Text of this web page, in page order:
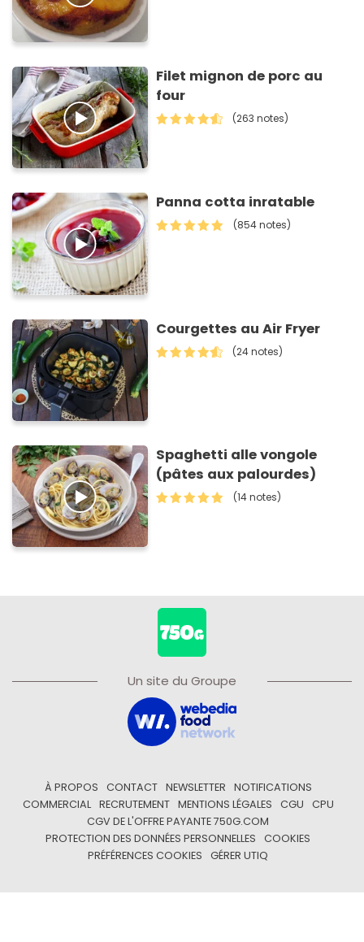
Filet mignon de porc au
four
(263 notes)
Panna cotta inratable
(854 notes)
Courgettes au Air Fryer
(24 notes)
Spaghetti alle vongole
(pâtes aux palourdes)
(14 notes)
Un site du Groupe
À PROPOS CONTACT NEWSLETTER
NOTIFICATIONS
COMMERCIAL
RECRUTEMENT MENTIONS LÉGALES CGU
CPU
CGV DE L'OFFRE PAYANTE 750G.COM
PROTECTION DES DONNÉES PERSONNELLES
COOKIES
PRÉFÉRENCES COOKIES
GÉRER UTIQ